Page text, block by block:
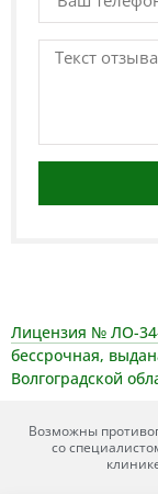
Лицензия № ЛО-34-
бессрочная,
Волгоградской
Возможны
со